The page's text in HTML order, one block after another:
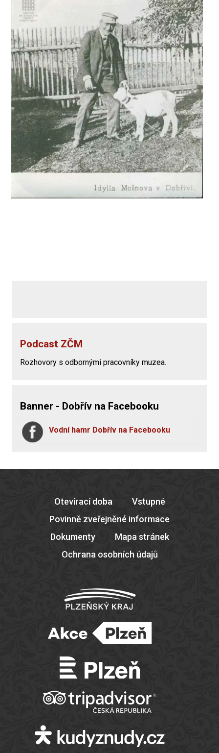
Podcast ZČM
Rozhovory s odbornými pracovníky muzea.
Banner - Dobřív na Facebooku
Vodní hamr Dobřív na Facebooku
Otevírací doba
Vstupné
Povinně zveřejněné informace
Dokumenty
Mapa stránek
Ochrana osobních údajů